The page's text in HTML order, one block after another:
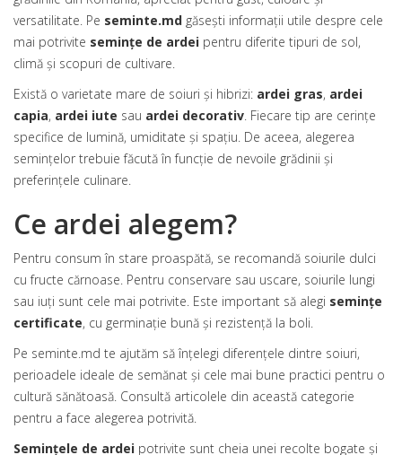
versatilitate. Pe seminte.md găsești informații utile despre cele
mai potrivite semințe de ardei pentru diferite tipuri de sol,
climă și scopuri de cultivare.
Există o varietate mare de soiuri și hibrizi: ardei gras, ardei
capia, ardei iute sau ardei decorativ. Fiecare tip are cerințe
specifice de lumină, umiditate și spațiu. De aceea, alegerea
semințelor trebuie făcută în funcție de nevoile grădinii și
preferințele culinare.
Ce ardei alegem?
Pentru consum în stare proaspătă, se recomandă soiurile dulci
cu fructe cărnoase. Pentru conservare sau uscare, soiurile lungi
sau iuți sunt cele mai potrivite. Este important să alegi semințe
certificate, cu germinație bună și rezistență la boli.
Pe seminte.md te ajutăm să înțelegi diferențele dintre soiuri,
perioadele ideale de semănat și cele mai bune practici pentru o
cultură sănătoasă. Consultă articolele din această categorie
pentru a face alegerea potrivită.
Semințele de ardei potrivite sunt cheia unei recolte bogate și